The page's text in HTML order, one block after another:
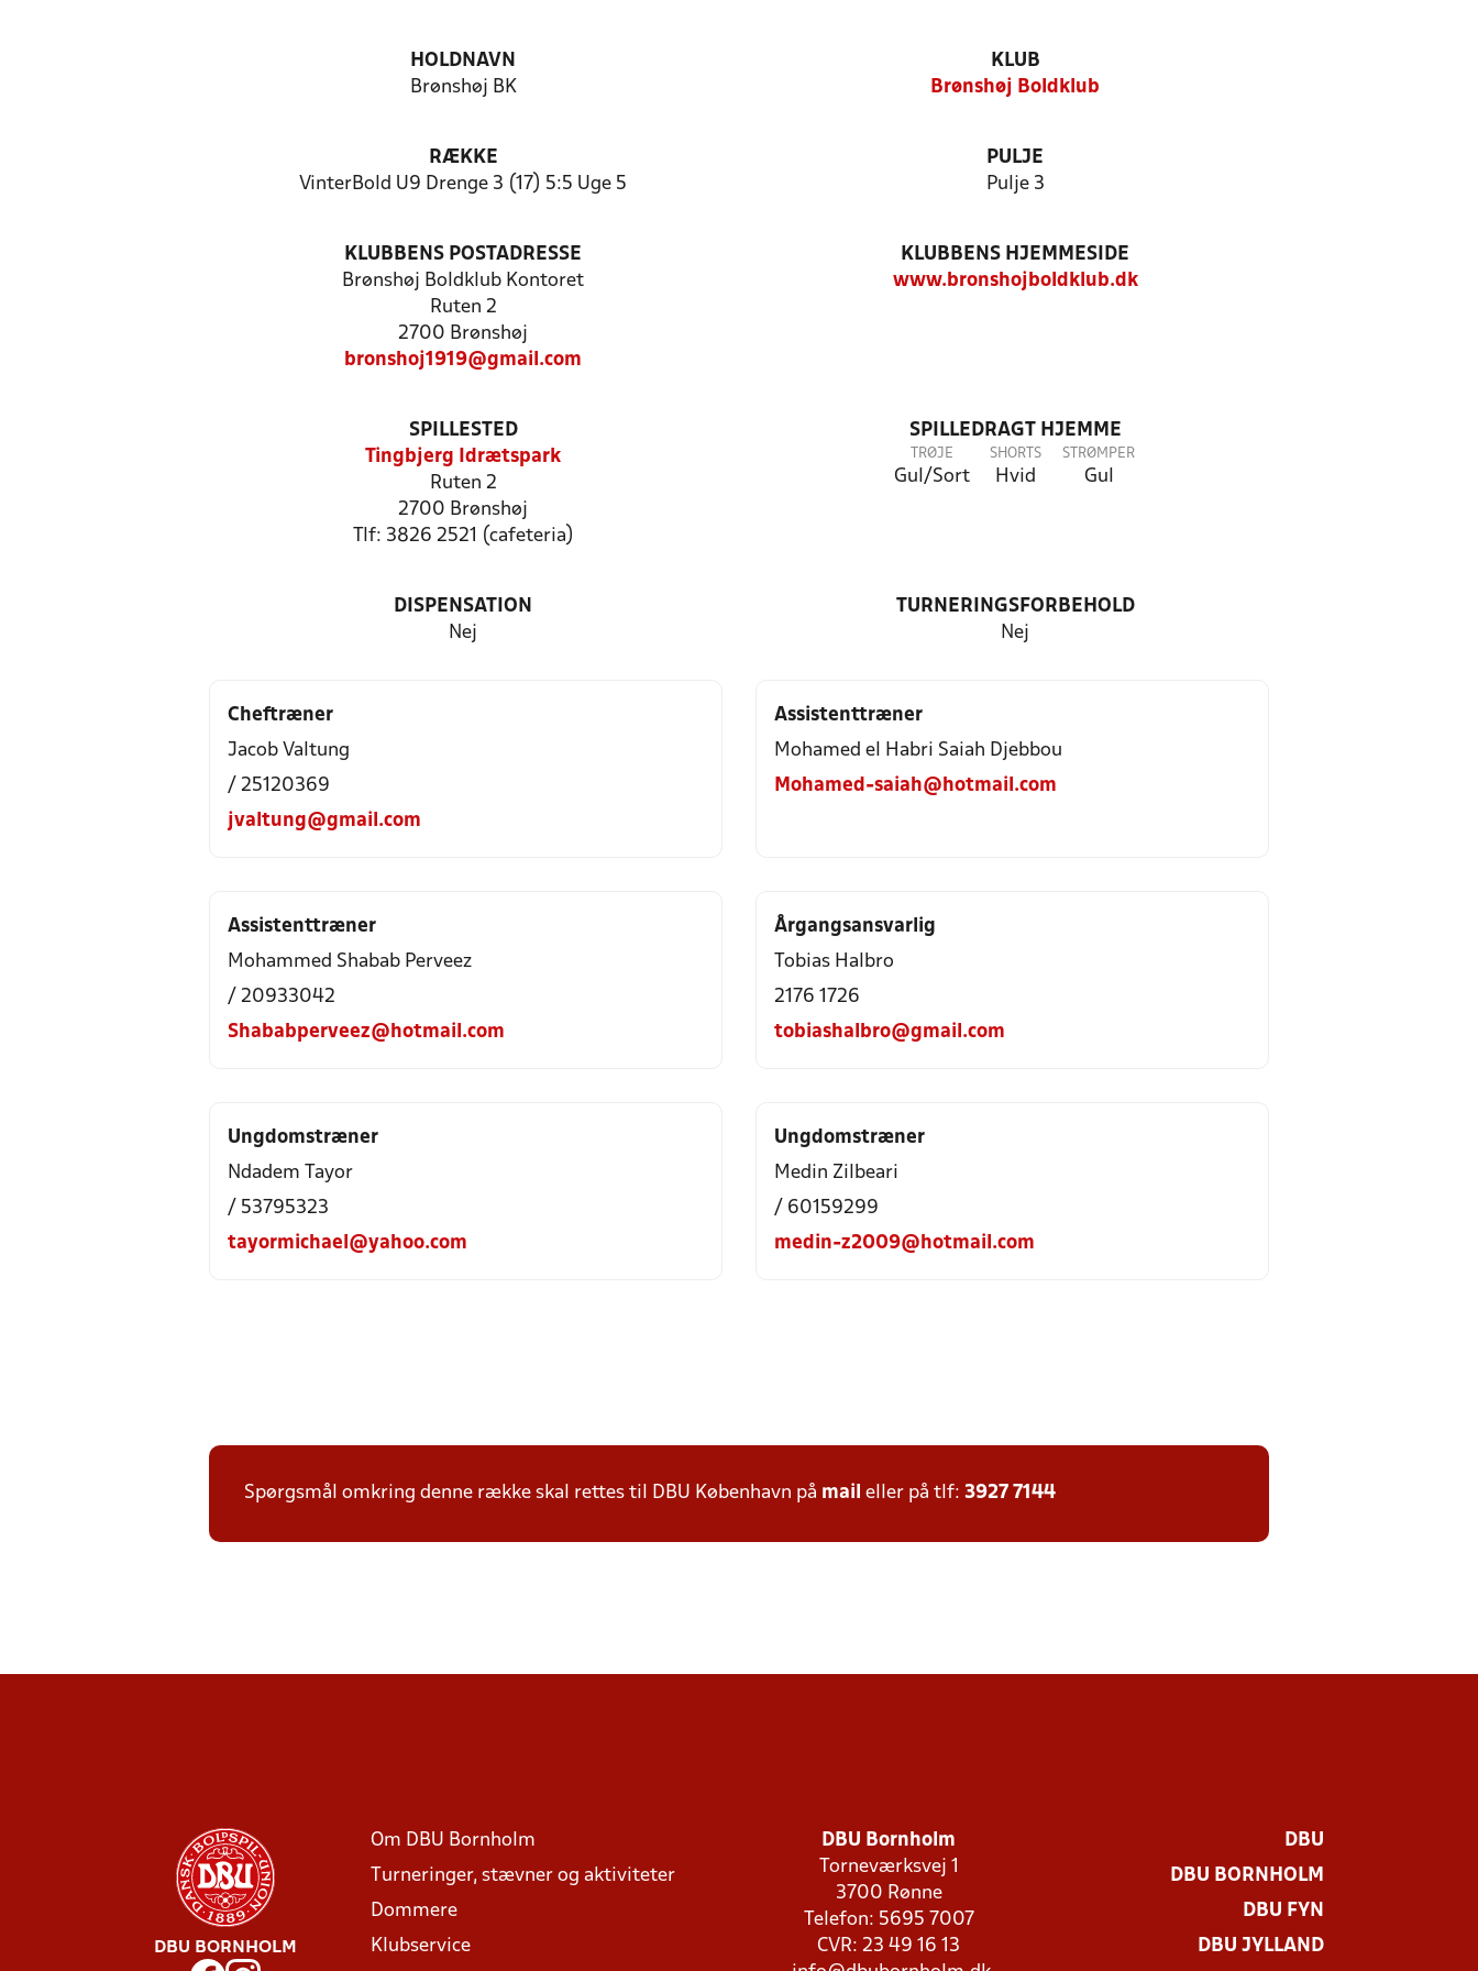
HOLDNAVN
Brønshøj BK
KLUB
Brønshøj Boldklub
RÆKKE
VinterBold U9 Drenge 3 (17) 5:5 Uge 5
PULJE
Pulje 3
KLUBBENS POSTADRESSE
Brønshøj Boldklub Kontoret
Ruten 2
2700 Brønshøj
bronshoj1919@gmail.com
KLUBBENS HJEMMESIDE
www.bronshojboldklub.dk
SPILLESTED
Tingbjerg Idrætspark
Ruten 2
2700 Brønshøj
Tlf: 3826 2521 (cafeteria)
SPILLEDRAGT HJEMME
TRØJE
Gul/Sort
SHORTS
Hvid
STRØMPER
Gul
DISPENSATION
Nej
TURNERINGSFORBEHOLD
Nej
Cheftræner
Jacob Valtung
/ 25120369
jvaltung@gmail.com
Assistenttræner
Mohamed el Habri Saiah Djebbou
Mohamed-saiah@hotmail.com
Assistenttræner
Mohammed Shabab Perveez
/ 20933042
Shababperveez@hotmail.com
Årgangsansvarlig
Tobias Halbro
2176 1726
tobiashalbro@gmail.com
Ungdomstræner
Ndadem Tayor
/ 53795323
tayormichael@yahoo.com
Ungdomstræner
Medin Zilbeari
/ 60159299
medin-z2009@hotmail.com
Spørgsmål omkring denne række skal rettes til DBU København på mail eller på tlf: 3927 7144
DBU BORNHOLM
Om DBU Bornholm
Turneringer, stævner og aktiviteter
Dommere
Klubservice
DBU Bornholm
Torneværksvej 1
3700 Rønne
Telefon: 5695 7007
CVR: 23 49 16 13
DBU
DBU BORNHOLM
DBU FYN
DBU JYLLAND